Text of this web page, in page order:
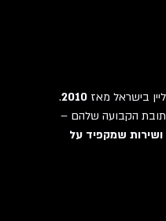
בישראל מאז2010
.
הקבועה שלהם –
שמקפיד על